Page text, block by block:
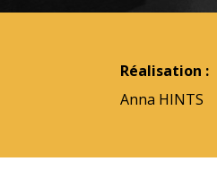
Réalisation :
Anna HINTS